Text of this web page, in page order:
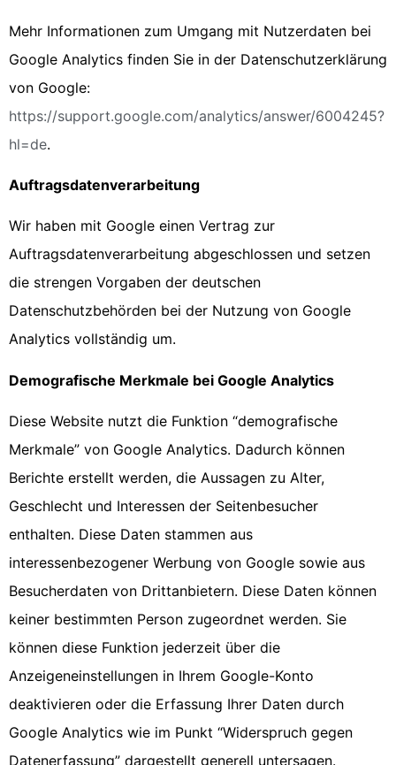
Mehr Informationen zum Umgang mit Nutzerdaten bei
Google Analytics finden Sie in der Datenschutzerklärung
von Google:
https://support.google.com/analytics/answer/6004245?
hl=de.
Auftragsdatenverarbeitung
Wir haben mit Google einen Vertrag zur
Auftragsdatenverarbeitung abgeschlossen und setzen
die strengen Vorgaben der deutschen
Datenschutzbehörden bei der Nutzung von Google
Analytics vollständig um.
Demografische Merkmale bei Google Analytics
Diese Website nutzt die Funktion “demografische
Merkmale” von Google Analytics. Dadurch können
Berichte erstellt werden, die Aussagen zu Alter,
Geschlecht und Interessen der Seitenbesucher
enthalten. Diese Daten stammen aus
interessenbezogener Werbung von Google sowie aus
Besucherdaten von Drittanbietern. Diese Daten können
keiner bestimmten Person zugeordnet werden. Sie
können diese Funktion jederzeit über die
Anzeigeneinstellungen in Ihrem Google-Konto
deaktivieren oder die Erfassung Ihrer Daten durch
Google Analytics wie im Punkt “Widerspruch gegen
Datenerfassung” dargestellt generell untersagen.